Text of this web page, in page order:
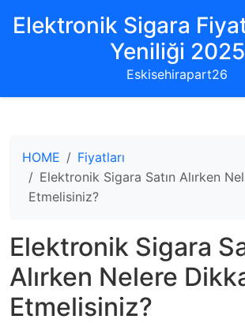
Elektronik Sigara
Yeniliği 2025
Eskisehirapart26
HOME
Fiyatları
Elektronik Sigara Satın Alırken
Etmelisiniz?
Elektronik Sigara
Alırken Nelere
Etmelisiniz?